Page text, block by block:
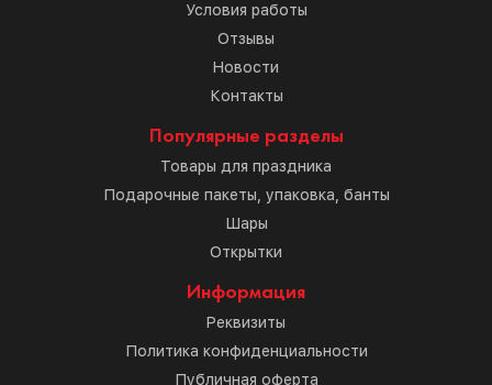
Условия работы
Отзывы
Новости
Контакты
Популярные разделы
Товары для праздника
Подарочные пакеты, упаковка, банты
Шары
Открытки
Информация
Реквизиты
Политика конфиденциальности
Публичная оферта